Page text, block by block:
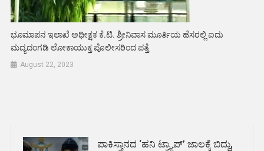
ಭೂಮಾಪನ ಇಲಾಖೆ ಅಧೀಕ್ಷಕ ಕೆ.ಟಿ. ಶ್ರೀನಿವಾಸ ಮೂರ್ತಿಯ ಹೆಸರಲ್ಲಿ ಐದು
ಮದ್ಯದಂಗಡಿ ಲೋಕಾಯುಕ್ತ ಪೊಲೀಸರಿಂದ ಪತ್ತೆ
August 22, 2023
ಪಾಕಿಸ್ತಾನದ ‘ಹನಿ ಟ್ರ್ಯಾಪ್’ ಜಾಲಕ್ಕೆ ಬಿದ್ದು,